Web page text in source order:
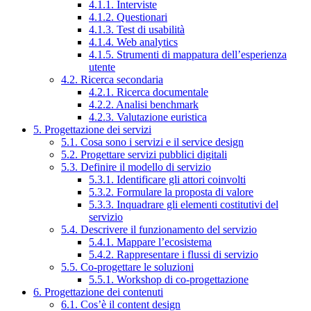
4.1.1. Interviste
4.1.2. Questionari
4.1.3. Test di usabilità
4.1.4. Web analytics
4.1.5. Strumenti di mappatura dell’esperienza
utente
4.2. Ricerca secondaria
4.2.1. Ricerca documentale
4.2.2. Analisi benchmark
4.2.3. Valutazione euristica
5. Progettazione dei servizi
5.1. Cosa sono i servizi e il service design
5.2. Progettare servizi pubblici digitali
5.3. Definire il modello di servizio
5.3.1. Identificare gli attori coinvolti
5.3.2. Formulare la proposta di valore
5.3.3. Inquadrare gli elementi costitutivi del
servizio
5.4. Descrivere il funzionamento del servizio
5.4.1. Mappare l’ecosistema
5.4.2. Rappresentare i flussi di servizio
5.5. Co-progettare le soluzioni
5.5.1. Workshop di co-progettazione
6. Progettazione dei contenuti
6.1. Cos’è il content design